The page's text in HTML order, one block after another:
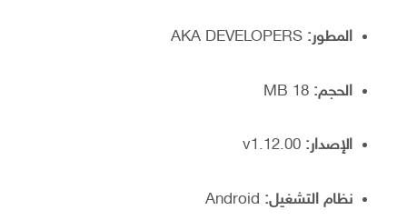
المطور:
الحجم:
الإصدار:
نظام التشغيل: